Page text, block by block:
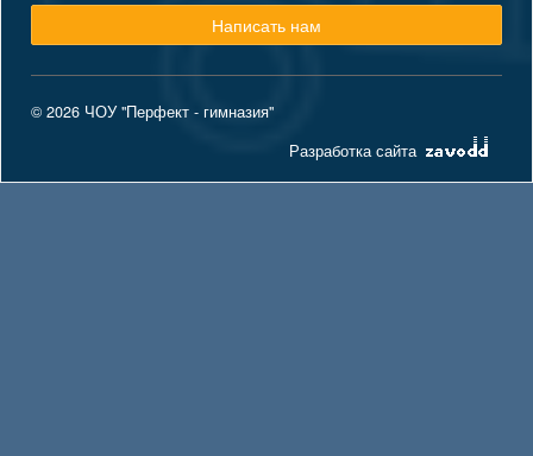
Написать нам
© 2026 ЧОУ "Перфект - гимназия"
Разработка сайта